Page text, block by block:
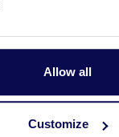
Allow all
Customize
85kW